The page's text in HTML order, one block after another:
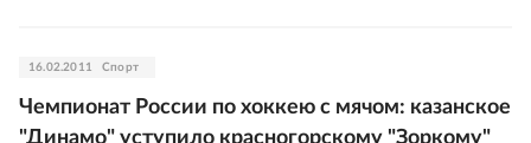
16.02.2011 Спорт
Чемпионат России по хоккею с мячом: казанское
"Динамо" уступило красногорскому "Зоркому"